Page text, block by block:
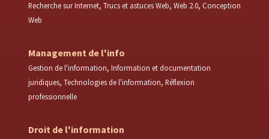
Recherche sur Internet Trucs et astuces Web Web 2.0 Conception
Web
Management de l'info
Gestion de l'information Information et documentation
juridiques Technologies de l'information Réflexion
professionnelle
Droit de l'information